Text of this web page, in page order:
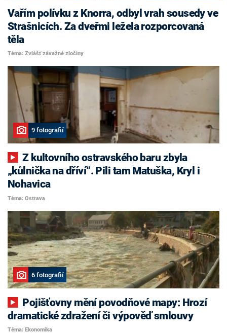
Vařím polívku z Knorra, odbyl vrah sousedy ve
Strašnicích. Za dveřmi ležela rozporcovaná
těla
Téma: Zvlášť závažné zločiny
9 fotografií
Z kultovního ostravského baru zbyla
„kůlnička na dříví“. Pili tam Matuška, Kryl i
Nohavica
Téma: Ostrava
6 fotografií
dramatické zdražení či výpověď smlouvy
Téma: Ekonomika